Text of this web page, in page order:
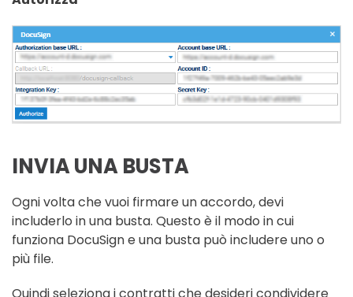
INVIA UNA BUSTA
Ogni volta che vuoi firmare un accordo, devi
includerlo in una busta. Questo è il modo in cui
funziona DocuSign e una busta può includere uno o
più file.